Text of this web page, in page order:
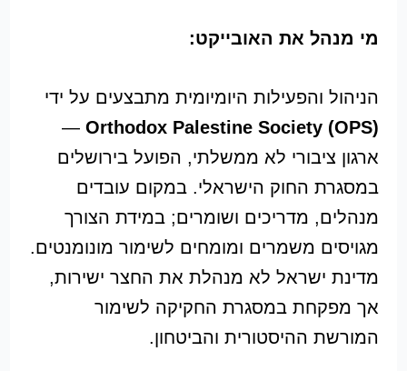
מי מנהל את האובייקט:
הניהול והפעילות היומיומית מתבצעים על ידי
Orthodox Palestine Society (OPS)
—
ארגון ציבורי לא ממשלתי, הפועל בירושלים
במסגרת החוק הישראלי. במקום עובדים
מנהלים, מדריכים ושומרים; במידת הצורך
מגויסים משמרים ומומחים לשימור מונומנטים.
מדינת ישראל לא מנהלת את החצר ישירות,
אך מפקחת במסגרת החקיקה לשימור
המורשת ההיסטורית והביטחון.